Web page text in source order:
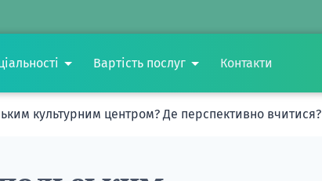
Вартість послуг Контакти
культурним центром? Де перспективно вчитися?